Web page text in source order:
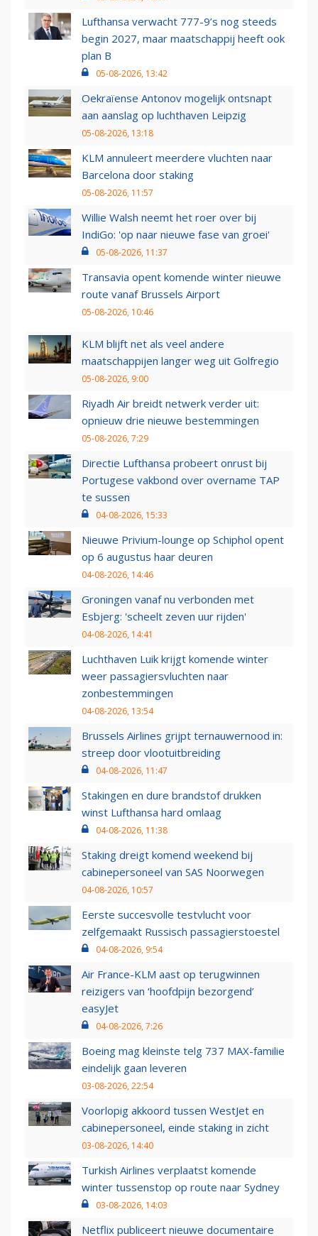
Lufthansa verwacht 777-9’s nog steeds
begin 2027, maar maatschappij heeft ook
plan B
05-08-2026, 13:42
Oekraïense Antonov mogelijk ontsnapt
aan aanslag op luchthaven Leipzig
05-08-2026, 13:18
KLM annuleert meerdere vluchten naar
Barcelona door staking
05-08-2026, 11:57
Willie Walsh neemt het roer over bij
IndiGo: 'op naar nieuwe fase van groei'
05-08-2026, 11:37
Transavia opent komende winter nieuwe
route vanaf Brussels Airport
05-08-2026, 10:46
KLM blijft net als veel andere
maatschappijen langer weg uit Golfregio
05-08-2026, 9:00
Riyadh Air breidt netwerk verder uit:
opnieuw drie nieuwe bestemmingen
05-08-2026, 7:29
Directie Lufthansa probeert onrust bij
Portugese vakbond over overname TAP
te sussen
04-08-2026, 15:33
Nieuwe Privium-lounge op Schiphol opent
op 6 augustus haar deuren
04-08-2026, 14:46
Groningen vanaf nu verbonden met
Esbjerg: 'scheelt zeven uur rijden'
04-08-2026, 14:41
Luchthaven Luik krijgt komende winter
weer passagiersvluchten naar
zonbestemmingen
04-08-2026, 13:54
Brussels Airlines grijpt ternauwernood in:
streep door vlootuitbreiding
04-08-2026, 11:47
Stakingen en dure brandstof drukken
winst Lufthansa hard omlaag
04-08-2026, 11:38
Staking dreigt komend weekend bij
cabinepersoneel van SAS Noorwegen
04-08-2026, 10:57
Eerste succesvolle testvlucht voor
zelfgemaakt Russisch passagierstoestel
04-08-2026, 9:54
Air France-KLM aast op terugwinnen
reizigers van ‘hoofdpijn bezorgend’
easyJet
04-08-2026, 7:26
Boeing mag kleinste telg 737 MAX-familie
eindelijk gaan leveren
03-08-2026, 22:54
Voorlopig akkoord tussen WestJet en
cabinepersoneel, einde staking in zicht
03-08-2026, 14:40
Turkish Airlines verplaatst komende
winter tussenstop op route naar Sydney
03-08-2026, 14:03
Netflix publiceert nieuwe documentaire